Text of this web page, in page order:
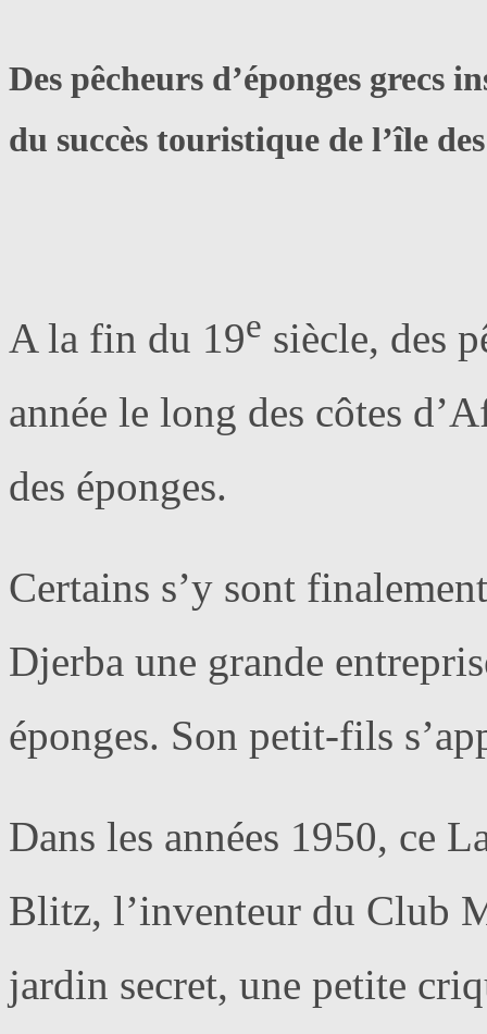
Des pêcheurs d’éponges grecs
du succès touristique de l’île
A la fin du 19e siècle, des
année le long des côtes
des éponges.
Certains s’y sont
Djerba une grande
éponges. Son petit-fils
Dans les années 1950, ce
Blitz, l’inventeur du Club
jardin secret, une petite